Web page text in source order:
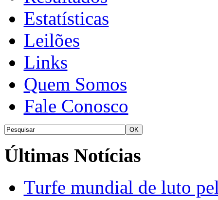
Estatísticas
Leilões
Links
Quem Somos
Fale Conosco
Últimas Notícias
Turfe mundial de luto